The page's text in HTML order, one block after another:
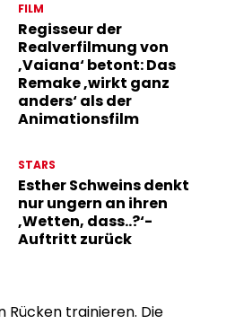
FILM
Regisseur der
Realverfilmung von
‚Vaiana‘ betont: Das
Remake ‚wirkt ganz
anders‘ als der
Animationsfilm
STARS
Esther Schweins denkt
nur ungern an ihren
‚Wetten, dass..?‘-
Auftritt zurück
Rücken trainieren. Die